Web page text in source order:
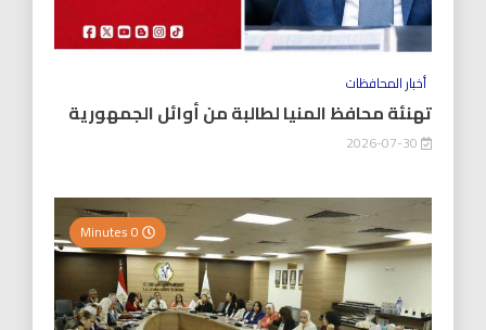
أخبار المحافظات
تهنئة محافظ المنيا لطالبة من أوائل الجمهورية